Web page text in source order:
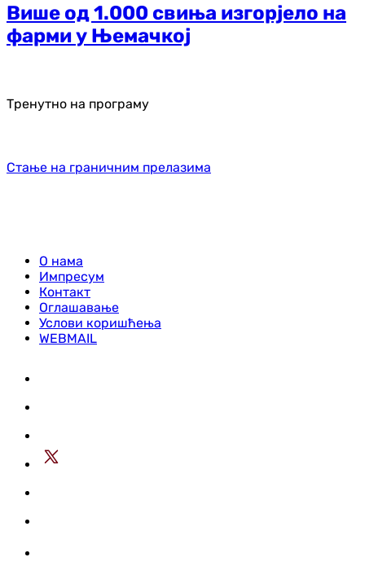
Више од 1.000 свиња изгорјело на
фарми у Њемачкој
Тренутно на програму
Стање на граничним прелазима
О нама
Импресум
Контакт
Оглашавање
Услови коришћења
WEBMAIL